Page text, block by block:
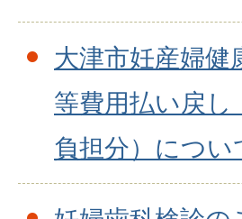
大津市妊産婦健
等費用払い戻し
負担分）につい